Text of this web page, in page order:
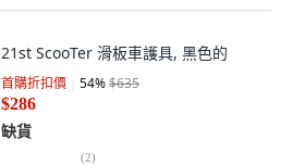
21st ScooTer 滑板車護具, 黑色的
首購折扣價 54%$635
$286
缺貨
(2)